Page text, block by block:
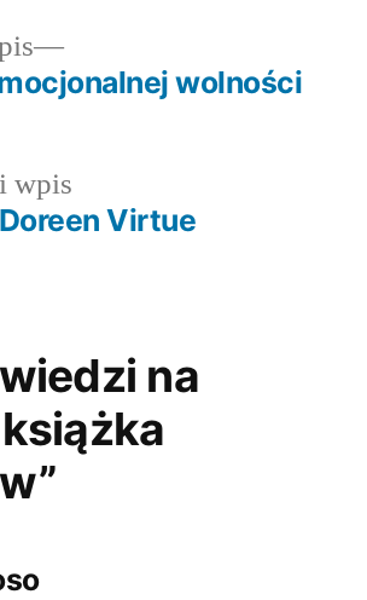
wpis
wpis:Virtue
Następny
wpis:
wolności
na